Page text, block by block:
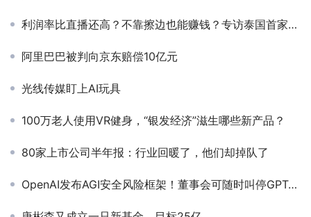
利润率比直播还高？不靠擦边也能赚钱？专访泰国首家有声内容社区创始人杨卫东
阿里巴巴被判向京东赔偿10亿元
光线传媒盯上AI玩具
100万老人使用VR健身，“银发经济”滋生哪些新产品？
80家上市公司半年报：行业回暖了，他们却掉队了
OpenAI发布AGI安全风险框架！董事会可随时叫停GPT-5等模型发布，奥特曼也得乖乖听话